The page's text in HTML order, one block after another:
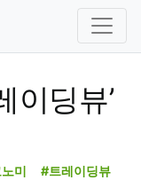
이딩뷰’
미 #트레이딩뷰